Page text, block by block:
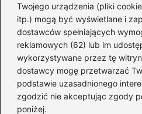
Twojego urządzenia (pliki
itp.) mogą być wyświetlane i
dostawców spełniających
reklamowych (62) lub im
wykorzystywane przez tę
dostawcy mogę przetwarzać
podstawie uzasadnionego
zgodzić nie akceptując zgody
poniżej.
Czy mogę zabrać leki w
Tak, leki można zabrać
ale płynne leki muszą
ml. W przypadku
receptę, konieczne jest
kontroli bezpieczeństwa.